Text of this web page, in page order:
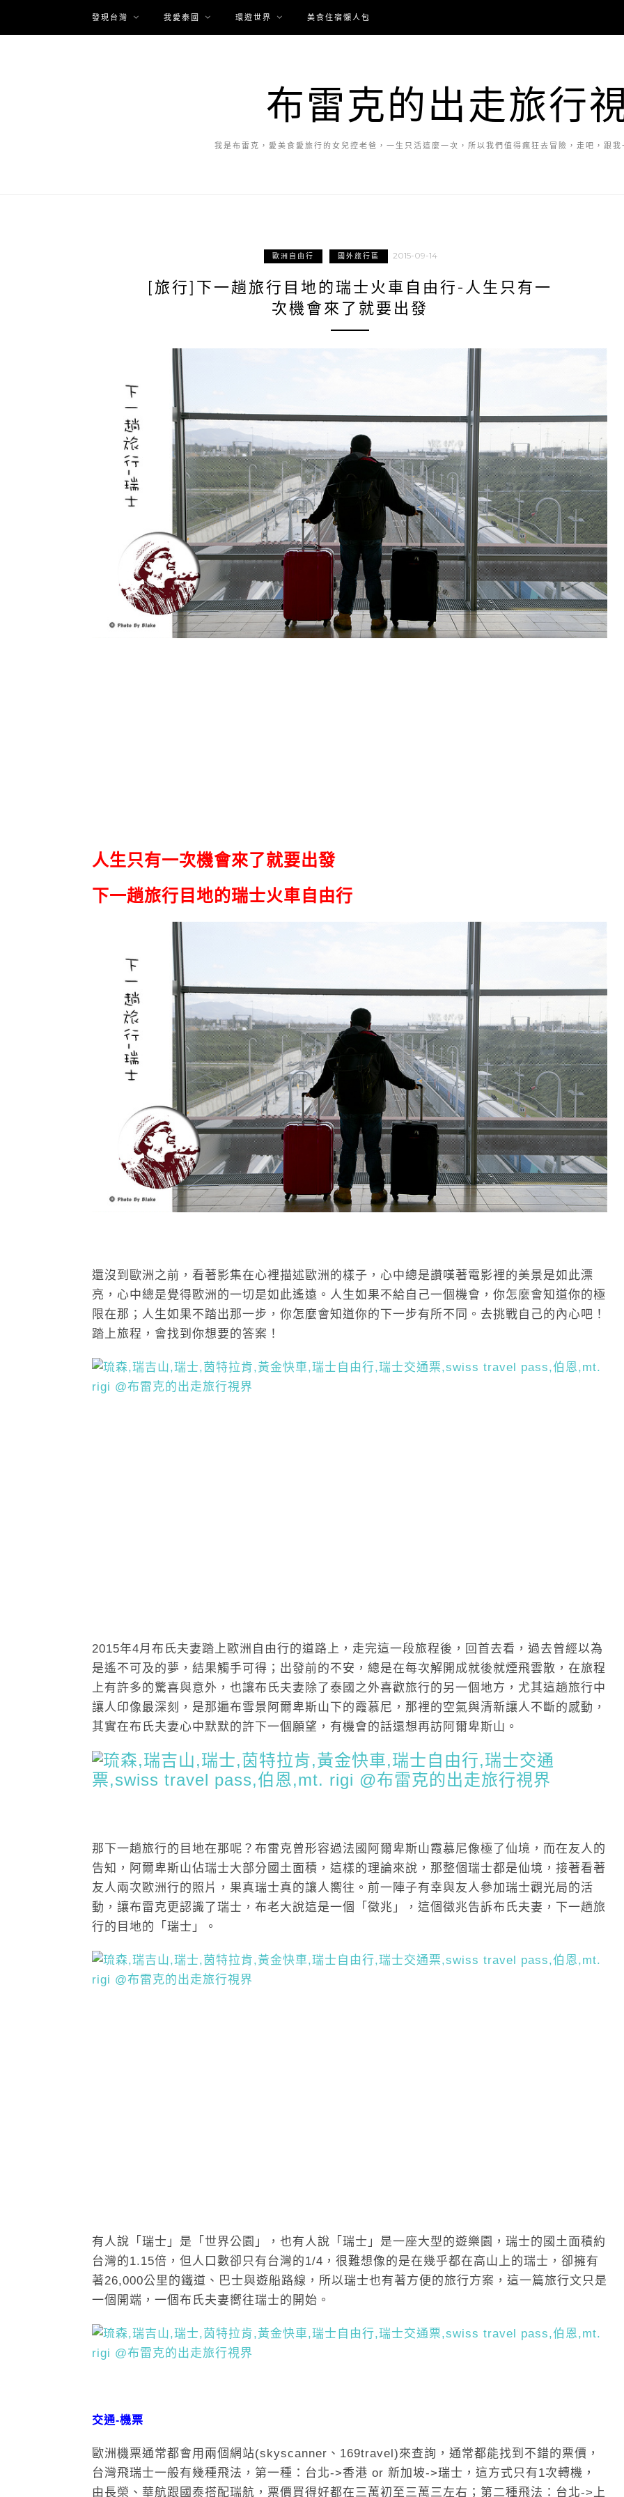
發現台灣 我愛泰國 環遊世界 美食住宿懶人包
布雷克的出走旅行
我是布雷克，愛美食愛旅行的女兒控老爸，一生只活這麼一次，所以我們值得瘋狂去冒險，走吧，跟
歐洲自由行 國外旅行區 2015-09-14
[旅行]下一趟旅行目地的瑞士火車自由行-人生只有一
次機會來了就要出發
人生只有一次機會來了就要出發
下一趟旅行目地的瑞士火車自由行
還沒到歐洲之前，看著影集在心裡描述歐洲的樣子，心中總是讚嘆著電影裡的美景是如此漂
亮，心中總是覺得歐洲的一切是如此遙遠。人生如果不給自己一個機會，你怎麼會知道你的極
限在那；人生如果不踏出那一步，你怎麼會知道你的下一步有所不同。去挑戰自己的內心吧！
踏上旅程，會找到你想要的答案！
2015年4月布氏夫妻踏上歐洲自由行的道路上，走完這一段旅程後，回首去看，過去曾經以為
是遙不可及的夢，結果觸手可得；出發前的不安，總是在每次解開成就後就煙飛雲散，在旅程
上有許多的驚喜與意外，也讓布氏夫妻除了泰國之外喜歡旅行的另一個地方，尤其這趟旅行中
讓人印像最深刻，是那遍布雪景阿爾卑斯山下的霞慕尼，那裡的空氣與清新讓人不斷的感動，
其實在布氏夫妻心中默默的許下一個願望，有機會的話還想再訪阿爾卑斯山。
那下一趟旅行的目地在那呢？布雷克曾形容過法國阿爾卑斯山霞慕尼像極了仙境，而在友人的
告知，阿爾卑斯山佔瑞士大部分國土面積，這樣的理論來說，那整個瑞士都是仙境，接著看著
友人兩次歐洲行的照片，果真瑞士真的讓人嚮往。前一陣子有幸與友人參加瑞士觀光局的活
動，讓布雷克更認識了瑞士，布老大說這是一個「徵兆」，這個徵兆告訴布氏夫妻，下一趟旅
行的目地的「瑞士」。
有人說「瑞士」是「世界公園」，也有人說「瑞士」是一座大型的遊樂園，瑞士的國土面積約
台灣的1.15倍，但人口數卻只有台灣的1/4，很難想像的是在幾乎都在高山上的瑞士，卻擁有
著26,000公里的鐵道、巴士與遊船路線，所以瑞士也有著方便的旅行方案，這一篇旅行文只是
一個開端，一個布氏夫妻嚮往瑞士的開始。
交通-機票
歐洲機票通常都會用兩個網站(skyscanner、169travel)來查詢，通常都能找到不錯的票價，
台灣飛瑞士一般有幾種飛法，第一種：台北->香港 or 新加坡->瑞士，這方式只有1次轉機，
由長榮、華航跟國泰搭配瑞航，票價買得好都在三萬初至三萬三左右；第二種飛法：台北->上